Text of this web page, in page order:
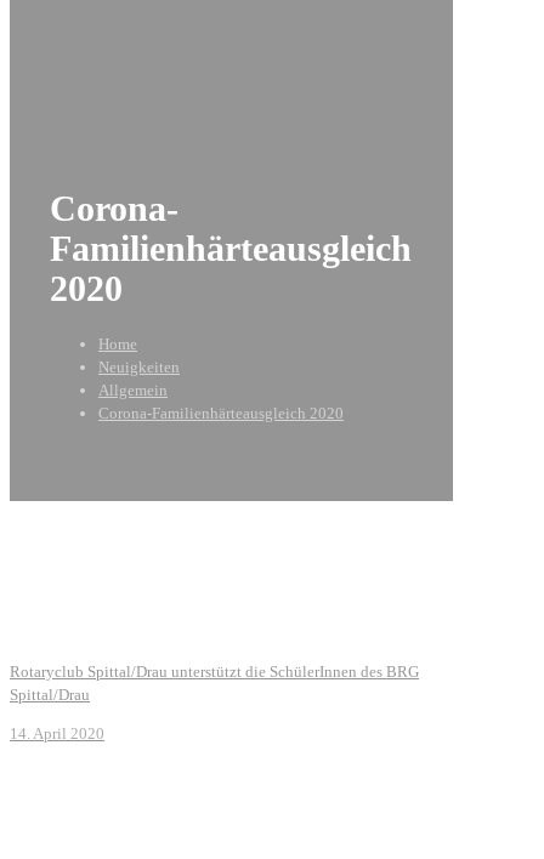
Corona-
Familienhärteausgleich
2020
Home
Neuigkeiten
Allgemein
Corona-Familienhärteausgleich 2020
Rotaryclub Spittal/Drau unterstützt die SchülerInnen des BRG
Spittal/Drau
14. April 2020